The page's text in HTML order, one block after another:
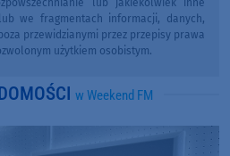
lub jakiekolwiek inne
we fragmentach informacji, danych,
przewidzianymi przez przepisy prawa
użytkiem osobistym.
w Weekend FM